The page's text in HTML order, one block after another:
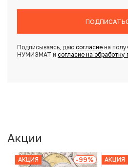
Подписываясь, даю согласиена
НУМИЗМАТ и согласие на
Акции
АКЦИЯ -99% АКЦИЯ